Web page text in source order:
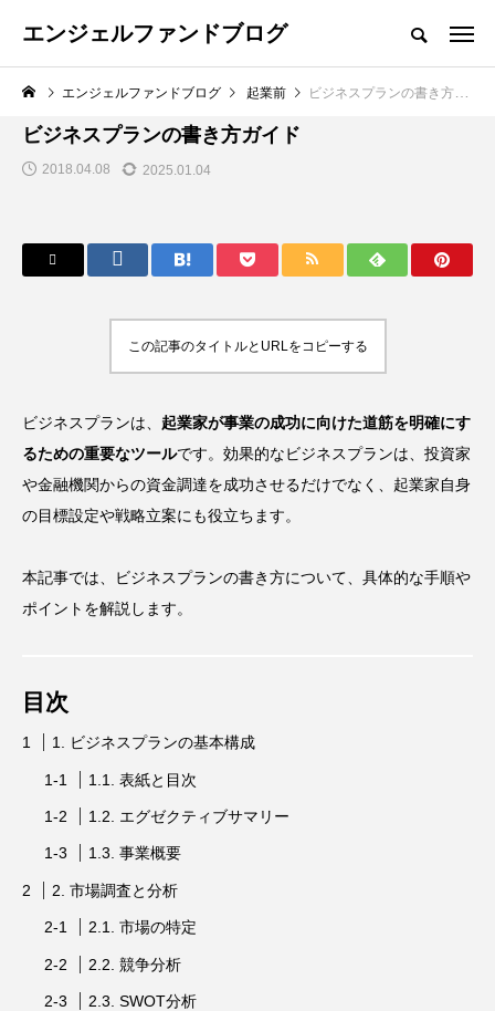
エンジェルファンドブログ
エンジェルファンドブログ 起業前 ビジネスプランの書き方ガイド
起業前
ビジネスプランの書き方ガイド
2018.04.08 2025.01.04
この記事のタイトルとURLをコピーする
ビジネスプランは、 起業家が事業の成功に向けた道筋を明確にす
るための重要なツールです。効果的なビジネスプランは、投資家
や金融機関からの資金調達を成功させるだけでなく、起業家自身
の目標設定や戦略立案にも役立ちます。
本記事では、ビジネスプランの書き方について、具体的な手順や
ポイントを解説します。
目次
1. ビジネスプランの基本構成
1.1. 表紙と目次
1.2. エグゼクティブサマリー
1.3. 事業概要
2. 市場調査と分析
2.1. 市場の特定
2.2. 競争分析
2.3. SWOT分析